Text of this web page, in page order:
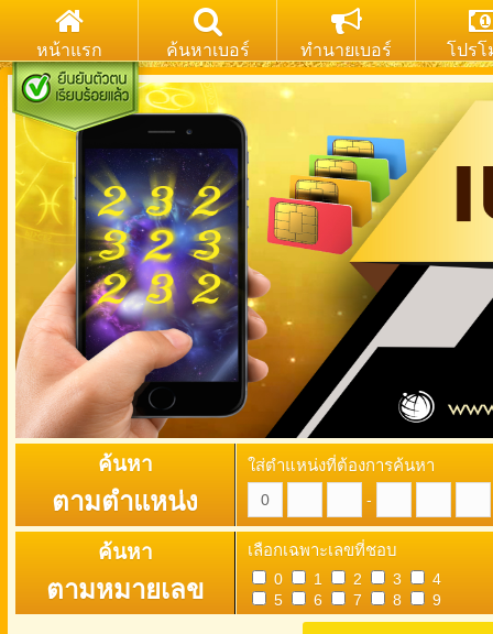
หน้าแรก ค้นหาเบอร์ ทำนายเบอร์ โปร
ค้นหา
ตามตำแหน่ง
ใส่ตำแหน่งที่ต้องการค้นหา
-
ค้นหา
ตามหมายเลข
เลือกเฉพาะเลขที่ชอบ
0 1 2 3
4
5
6 7 8 9